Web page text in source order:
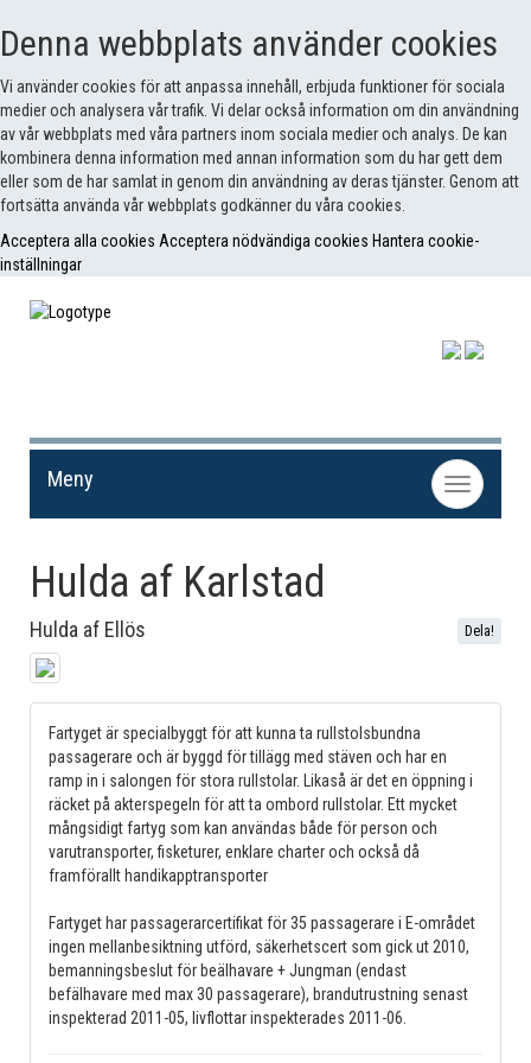
Denna webbplats använder cookies
Vi använder cookies för att anpassa innehåll, erbjuda funktioner för sociala
medier och analysera vår trafik. Vi delar också information om din användning
av vår webbplats med våra partners inom sociala medier och analys. De kan
kombinera denna information med annan information som du har gett dem
eller som de har samlat in genom din användning av deras tjänster. Genom att
fortsätta använda vår webbplats godkänner du våra cookies.
Acceptera alla cookies Acceptera nödvändiga cookies Hantera cookie-
inställningar
Toggle
navigation
Meny
Hulda af Karlstad
Hulda af Ellös Dela!
Fartyget är specialbyggt för att kunna ta rullstolsbundna
passagerare och är byggd för tillägg med stäven och har en
ramp in i salongen för stora rullstolar. Likaså är det en öppning i
räcket på akterspegeln för att ta ombord rullstolar. Ett mycket
mångsidigt fartyg som kan användas både för person och
varutransporter, fisketurer, enklare charter och också då
framförallt handikapptransporter
Fartyget har passagerarcertifikat för 35 passagerare i E-området
ingen mellanbesiktning utförd, säkerhetscert som gick ut 2010,
bemanningsbeslut för beälhavare + Jungman (endast
befälhavare med max 30 passagerare), brandutrustning senast
inspekterad 2011-05, livflottar inspekterades 2011-06.